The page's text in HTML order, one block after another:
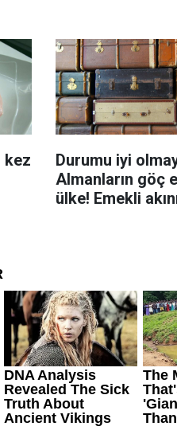
kez
Durumu iyi
Almanların göç
ülke! Emekli